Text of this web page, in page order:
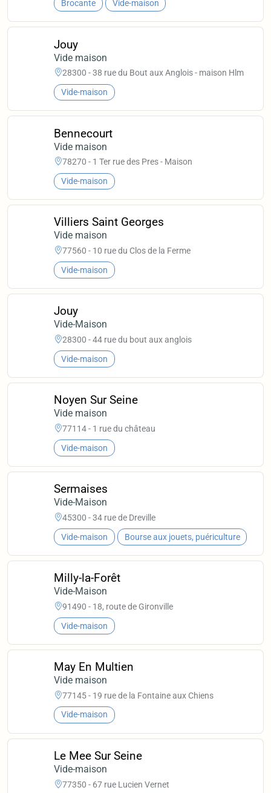
Brocante Vide-maison
Jouy
Vide maison
28300 - 38 rue du Bout aux Anglois - maison Hlm
Vide-maison
Bennecourt
Vide maison
78270 - 1 Ter rue des Pres - Maison
Vide-maison
Villiers Saint Georges
Vide maison
77560 - 10 rue du Clos de la Ferme
Vide-maison
Jouy
Vide-Maison
28300 - 44 rue du bout aux anglois
Vide-maison
Noyen Sur Seine
Vide maison
77114 - 1 rue du château
Vide-maison
Sermaises
Vide-Maison
45300 - 34 rue de Dreville
Vide-maison Bourse aux jouets, puériculture
Milly-la-Forêt
Vide-Maison
91490 - 18, route de Gironville
Vide-maison
May En Multien
Vide maison
77145 - 19 rue de la Fontaine aux Chiens
Vide-maison
Le Mee Sur Seine
Vide-maison
77350 - 67 rue Lucien Vernet